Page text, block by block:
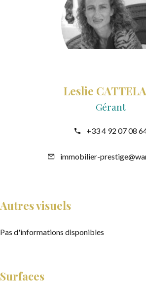
Leslie
Gérant
+33 4 92 07 08
immobilier-
Autres visuels
Pas d'informations disponibles
Surfaces